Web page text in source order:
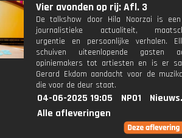
Vier avonden op rij: Afl. 3
De talkshow door Hila Noorzai is
journalistieke actualiteit,
urgentie en persoonlijke verhalen.
schuiven uiteenlopende gasten
opiniemakers tot artiesten en is er
Gerard Ekdom aandacht voor de
die voor de deur staat.
04-06-2025 19:05 NPO1
Alle afleveringen